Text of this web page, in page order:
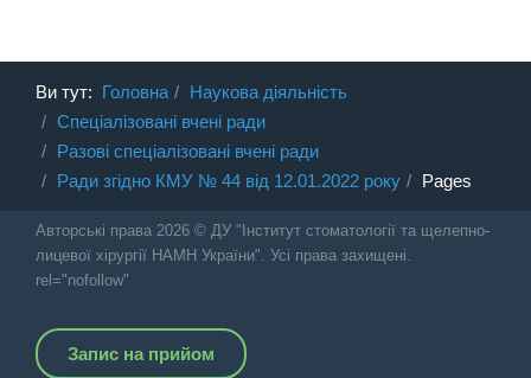
Ви тут: Головна
Наукова діяльність
Спеціалізовані вчені ради
Разові спеціалізовані вчені ради
Ради згідно КМУ № 44 від 12.01.2022 року
Pages
Авторські права 2026 © ДУ "Інститут стоматології та щелепно-
лицевої хірургії НАМН України". Усі права захищені.
rel="nofollow"
Запис на прийом